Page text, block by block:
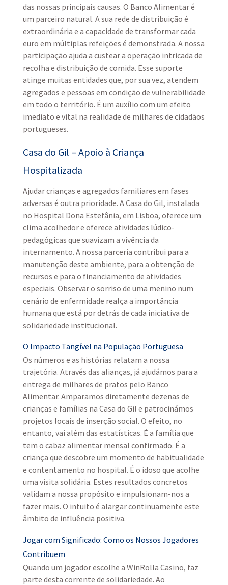
das nossas principais causas. O Banco Alimentar é
um parceiro natural. A sua rede de distribuição é
extraordinária e a capacidade de transformar cada
euro em múltiplas refeições é demonstrada. A nossa
participação ajuda a custear a operação intricada de
recolha e distribuição de comida. Esse suporte
atinge muitas entidades que, por sua vez, atendem
agregados e pessoas em condição de vulnerabilidade
em todo o território. É um auxílio com um efeito
imediato e vital na realidade de milhares de cidadãos
portugueses.
Casa do Gil – Apoio à Criança
Hospitalizada
Ajudar crianças e agregados familiares em fases
adversas é outra prioridade. A Casa do Gil, instalada
no Hospital Dona Estefânia, em Lisboa, oferece um
clima acolhedor e oferece atividades lúdico-
pedagógicas que suavizam a vivência da
internamento. A nossa parceria contribui para a
manutenção deste ambiente, para a obtenção de
recursos e para o financiamento de atividades
especiais. Observar o sorriso de uma menino num
cenário de enfermidade realça a importância
humana que está por detrás de cada iniciativa de
solidariedade institucional.
O Impacto Tangível na População Portuguesa
Os números e as histórias relatam a nossa
trajetória. Através das alianças, já ajudámos para a
entrega de milhares de pratos pelo Banco
Alimentar. Amparamos diretamente dezenas de
crianças e famílias na Casa do Gil e patrocinámos
projetos locais de inserção social. O efeito, no
entanto, vai além das estatísticas. É a família que
tem o cabaz alimentar mensal confirmado. É a
criança que descobre um momento de habitualidade
e contentamento no hospital. É o idoso que acolhe
uma visita solidária. Estes resultados concretos
validam a nossa propósito e impulsionam-nos a
fazer mais. O intuito é alargar continuamente este
âmbito de influência positiva.
Jogar com Significado: Como os Nossos Jogadores
Contribuem
Quando um jogador escolhe a WinRolla Casino, faz
parte desta corrente de solidariedade. Ao